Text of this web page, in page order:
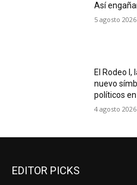
Así
5 agosto 2026
El Rodeo I,
nuevo
políticos
4 agosto 2026
EDITOR PICKS